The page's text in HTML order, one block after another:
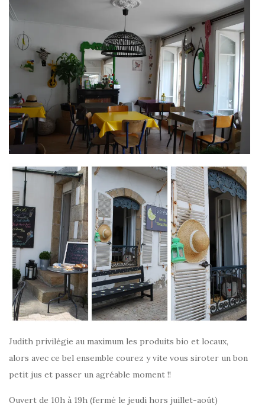
Judith privilégie au maximum les produits bio et locaux,
alors avec ce bel ensemble courez y vite vous siroter un bon
petit jus et passer un agréable moment !!
Ouvert de 10h à 19h (fermé le jeudi hors juillet-août)